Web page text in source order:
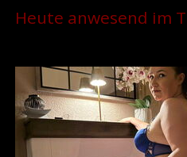
Heute anwesend im